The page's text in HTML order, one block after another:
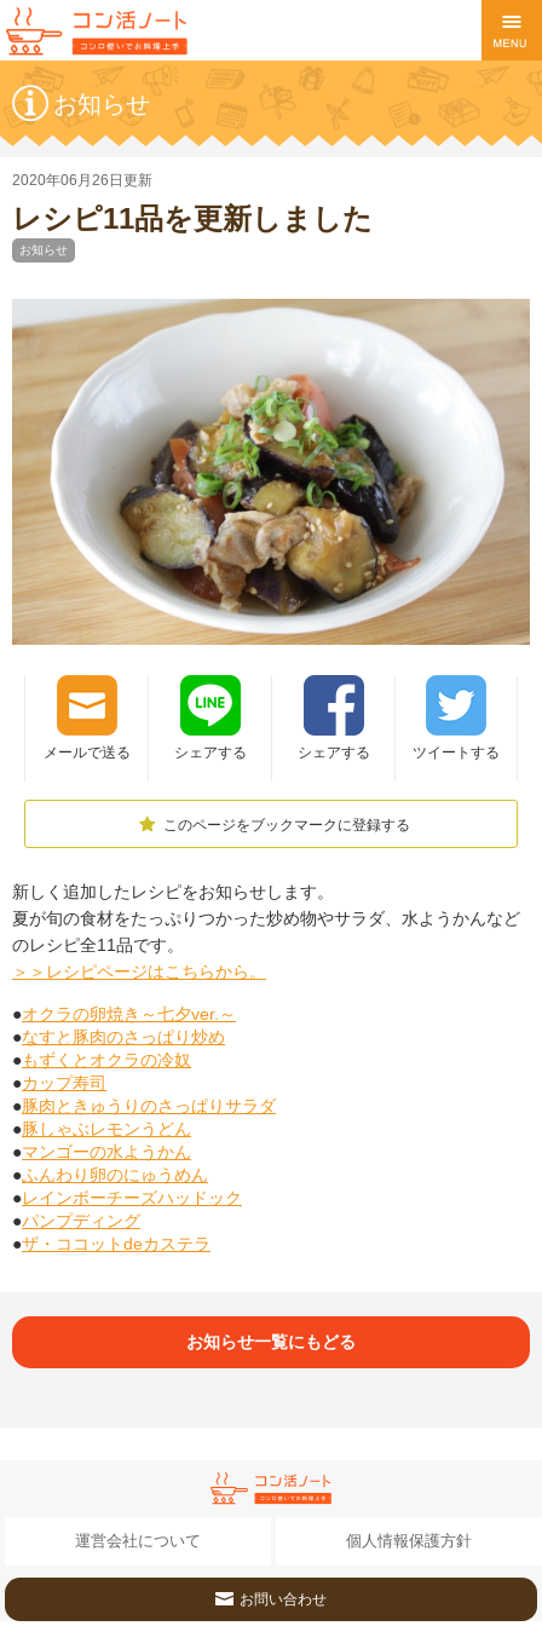
お知らせ
2020年06月26日更新
レシピ11品を更新しました
お知らせ
メールで送る シェアする シェアする ツイートする
このページをブックマークに登録する
新しく追加したレシピをお知らせします。
夏が旬の食材をたっぷりつかった炒め物やサラダ、水ようかんなど
のレシピ全11品です。
＞＞レシピページはこちらから。
●オクラの卵焼き～七夕ver.～
●なすと豚肉のさっぱり炒め
●もずくとオクラの冷奴
●カップ寿司
●豚肉ときゅうりのさっぱりサラダ
●豚しゃぶレモンうどん
●マンゴーの水ようかん
●ふんわり卵のにゅうめん
●レインボーチーズハッドック
●パンプディング
●ザ・ココットdeカステラ
お知らせ一覧にもどる
運営会社について 個人情報保護方針
お問い合わせ